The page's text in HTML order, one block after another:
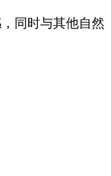
同时与其他自然